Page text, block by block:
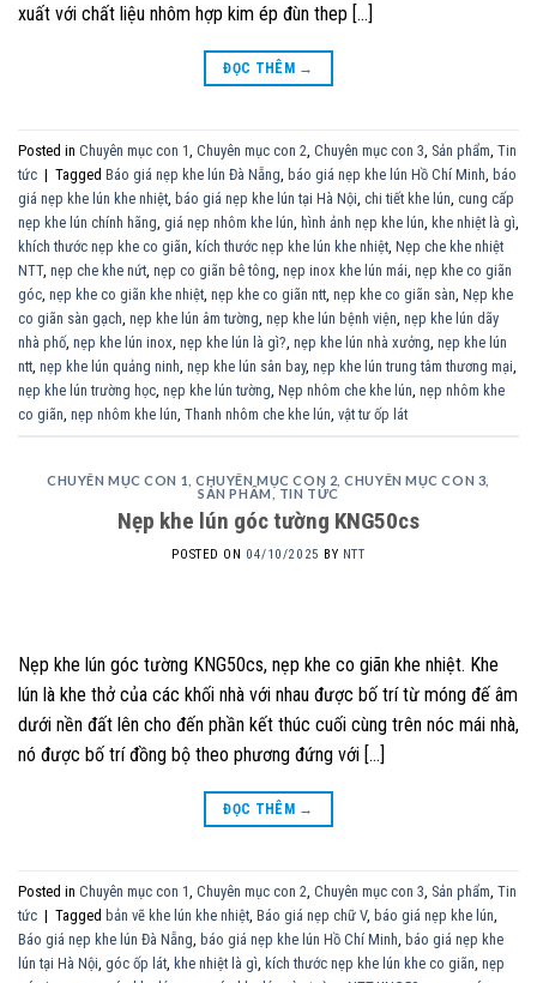
xuất với chất liệu nhôm hợp kim ép đùn thep […]
ĐỌC THÊM →
Posted in Chuyên mục con 1 Chuyên mục con 2 Chuyên mục con 3 Sản phẩm Tin
tức | Tagged Báo giá nẹp khe lún Đà Nẵng báo giá nẹp khe lún Hồ Chí Minh báo
giá nẹp khe lún khe nhiệt báo giá nẹp khe lún tại Hà Nội chi tiết khe lún cung cấp
nẹp khe lún chính hãng giá nẹp nhôm khe lún hình ảnh nẹp khe lún khe nhiệt là gì
khích thước nẹp khe co giãn kích thước nẹp khe lún khe nhiệt Nẹp che khe nhiệt
NTT, nẹp che khe nứt nẹp co giãn bê tông nẹp inox khe lún mái nẹp khe co giãn
góc nẹp khe co giãn khe nhiệt nẹp khe co giãn ntt nẹp khe co giãn sàn Nẹp khe
co giãn sàn gạch nẹp khe lún âm tường nẹp khe lún bệnh viện nẹp khe lún dãy
nhà phố, nẹp khe lún inox nẹp khe lún là gì? nẹp khe lún nhà xưởng nẹp khe lún
ntt nẹp khe lún quảng ninh nẹp khe lún sân bay, nẹp khe lún trung tâm thương mại
nẹp khe lún trường học nẹp khe lún tường Nẹp nhôm che khe lún nẹp nhôm khe
co giãn nẹp nhôm khe lún Thanh nhôm che khe lún vật tư ốp lát
CHUYÊN MỤC CON 1 ,CHUYÊN MỤC CON 2 ,CHUYÊN MỤC CON 3
SẢN PHẨM
TIN TỨC
Nẹp khe lún góc tường KNG50cs
POSTED ON 04/10/2025 BY NTT
Nẹp khe lún góc tường KNG50cs, nẹp khe co giãn khe nhiệt. Khe
lún là khe thở của các khối nhà với nhau được bố trí từ móng đế âm
dưới nền đất lên cho đến phần kết thúc cuối cùng trên nóc mái nhà,
nó được bố trí đồng bộ theo phương đứng với […]
ĐỌC THÊM →
Posted in Chuyên mục con 1 Chuyên mục con 2 Chuyên mục con 3 Sản phẩm Tin
tức | Tagged bản vẽ khe lún khe nhiệt Báo giá nẹp chữ V, báo giá nẹp khe lún
Báo giá nẹp khe lún Đà Nẵng báo giá nẹp khe lún Hồ Chí Minh báo giá nẹp khe
lún tại Hà Nội góc ốp lát khe nhiệt là gì kích thước nẹp khe lún khe co giãn nẹp